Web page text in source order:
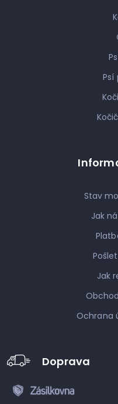
Psí
Stav
Jak
Jak
Ochrana
Doprava